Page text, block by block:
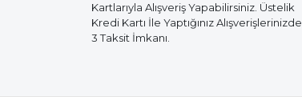
Kartlarıyla Alışveriş Yapabilirsiniz. Üstelik
Kredi Kartı İle Yaptığınız Alışverişlerinizde
3 Taksit İmkanı.